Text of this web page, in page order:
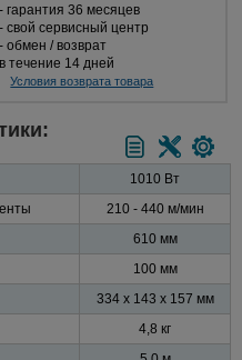
- гарантия 36 месяцев
- свой сервисный центр
- обмен / возврат
в течение 14 дней
Условия возврата товара
1010 Вт
210 - 440 м/мин
610 мм
100 мм
334 х 143 х 157 мм
4,8 кг